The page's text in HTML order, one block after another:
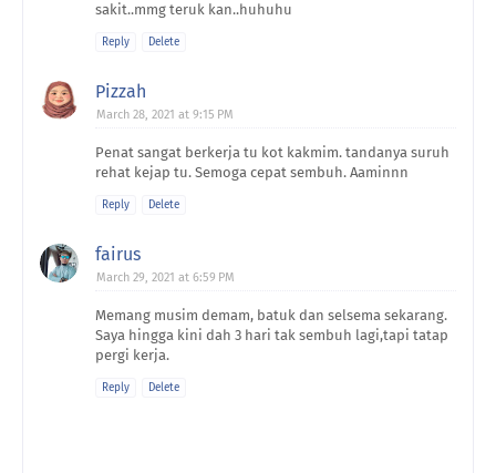
sakit..mmg teruk kan..huhuhu
Reply Delete
Pizzah
March 28, 2021 at 9:15 PM
Penat sangat berkerja tu kot kakmim. tandanya suruh
rehat kejap tu. Semoga cepat sembuh. Aaminnn
Reply Delete
fairus
March 29, 2021 at 6:59 PM
Memang musim demam, batuk dan selsema sekarang.
Saya hingga kini dah 3 hari tak sembuh lagi,tapi tatap
pergi kerja.
Reply Delete